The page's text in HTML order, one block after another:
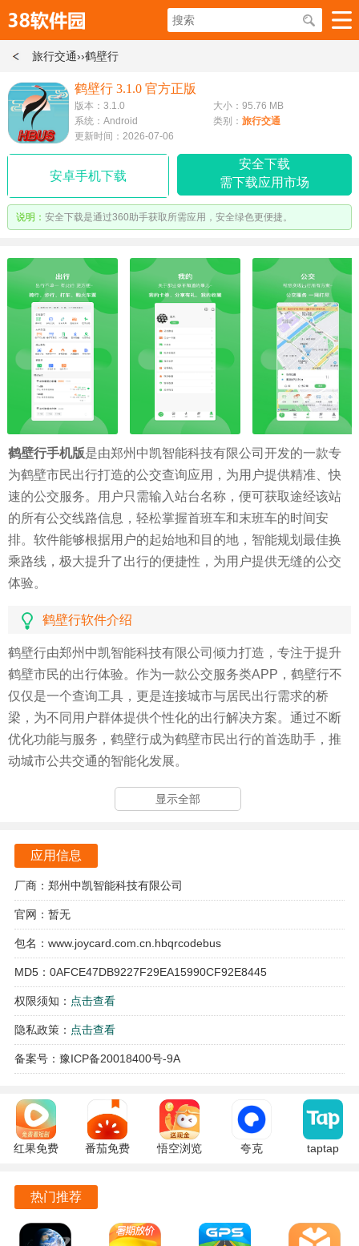
旅行交通››鹤壁行
鹤壁行 3.1.0 官方正版
版本：3.1.0
大小：95.76 MB
系统：Android
类别： 旅行交通
更新时间：2026-07-06
安卓手机下载
安全下载
需下载应用市场
说明： 安全下载是通过360助手获取所需应用，安全绿色更便捷。
鹤壁行手机版是由郑州中凯智能科技有限公司开发的一款专
为鹤壁市民出行打造的公交查询应用，为用户提供精准、快
速的公交服务。用户只需输入站台名称，便可获取途经该站
的所有公交线路信息，轻松掌握首班车和末班车的时间安
排。软件能够根据用户的起始地和目的地，智能规划最佳换
乘路线，极大提升了出行的便捷性，为用户提供无缝的公交
体验。
鹤壁行软件介绍
鹤壁行由郑州中凯智能科技有限公司倾力打造，专注于提升
鹤壁市民的出行体验。作为一款公交服务类APP，鹤壁行不
仅仅是一个查询工具，更是连接城市与居民出行需求的桥
梁，为不同用户群体提供个性化的出行解决方案。通过不断
优化功能与服务，鹤壁行成为鹤壁市民出行的首选助手，推
动城市公共交通的智能化发展。
置，避免不必要的等待。
扫码乘车功能，用户可通过扫描站台二维码轻松获取线路信
息，便捷又高效。
到站提醒功能，确保用户在车站或公交车上都能及时收到到
站通知，防止错过目的地。
多种换乘方案推荐，用户可根据需求选择最优路线，享受灵
活的出行体验。
鹤壁行软件功能
时位置，确保出行无忧。
换乘查询功能支持用户输入起止地点，系统会自动提供最佳
实时公交功能通过虚拟站牌和地图展示公交车辆的位置，帮
助用户掌握出行动态。
显示全部
应用信息
厂商：郑州中凯智能科技有限公司
官网：暂无
包名：www.joycard.com.cn.hbqrcodebus
MD5：0AFCE47DB9227F29EA15990CF92E8445
权限须知： 点击查看
隐私政策： 点击查看
备案号：豫ICP备20018400号-9A
红果免费
7.2.9.32
官方版
番茄免费
7.2.9.32
悟空浏览
夸克
taptap
热门推荐